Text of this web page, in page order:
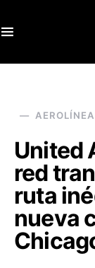
United
red
ruta
nueva